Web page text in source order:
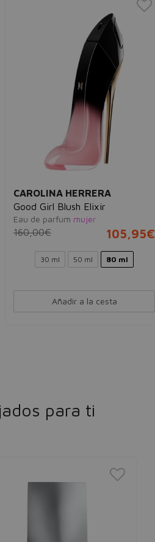
CAROLINA HERRERA
Good Girl Blush Elixir
Eau de parfum mujer
160,00€ 105,95€
30 ml 50 ml 80 ml
Añadir a la cesta
para ti